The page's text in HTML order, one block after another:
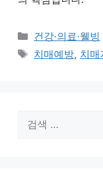
카
테
고
건강·의료·웰빙
태
치매예방, 치매
색: